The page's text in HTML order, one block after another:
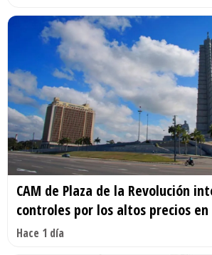
CAM de Plaza de la Revolución
controles por los altos precios
Hace 1 día